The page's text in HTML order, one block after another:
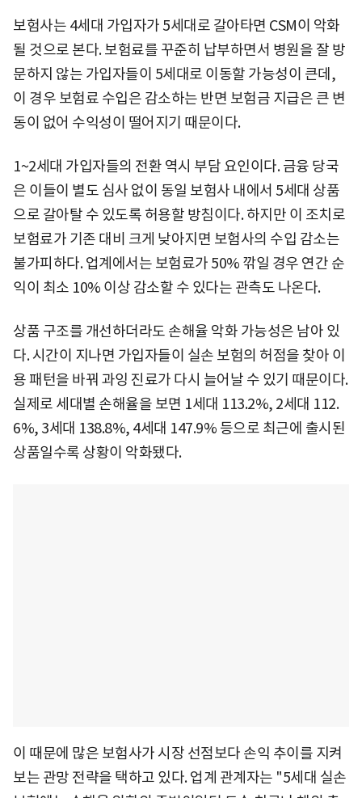
보험사는 4세대 가입자가 5세대로 갈아타면 CSM이 악화
될 것으로 본다. 보험료를 꾸준히 납부하면서 병원을 잘 방
문하지 않는 가입자들이 5세대로 이동할 가능성이 큰데,
이 경우 보험료 수입은 감소하는 반면 보험금 지급은 큰 변
동이 없어 수익성이 떨어지기 때문이다.
1~2세대 가입자들의 전환 역시 부담 요인이다. 금융 당국
은 이들이 별도 심사 없이 동일 보험사 내에서 5세대 상품
으로 갈아탈 수 있도록 허용할 방침이다. 하지만 이 조치로
보험료가 기존 대비 크게 낮아지면 보험사의 수입 감소는
불가피하다. 업계에서는 보험료가 50% 깎일 경우 연간 순
익이 최소 10% 이상 감소할 수 있다는 관측도 나온다.
상품 구조를 개선하더라도 손해율 악화 가능성은 남아 있
다. 시간이 지나면 가입자들이 실손 보험의 허점을 찾아 이
용 패턴을 바꿔 과잉 진료가 다시 늘어날 수 있기 때문이다.
실제로 세대별 손해율을 보면 1세대 113.2%, 2세대 112.
6%, 3세대 138.8%, 4세대 147.9% 등으로 최근에 출시된
상품일수록 상황이 악화됐다.
이 때문에 많은 보험사가 시장 선점보다 손익 추이를 지켜
보는 관망 전략을 택하고 있다. 업계 관계자는 "5세대 실손